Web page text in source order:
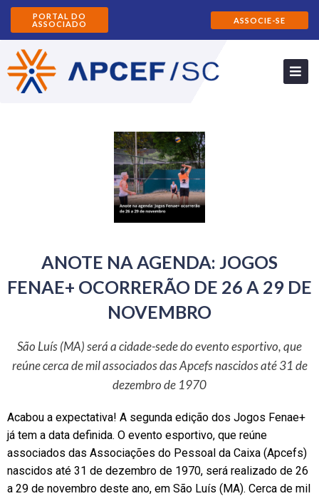
PORTAL DO
ASSOCIADO
ASSOCIE-SE
ANOTE NA AGENDA: JOGOS
FENAE+ OCORRERÃO DE 26 A 29 DE
NOVEMBRO
São Luís (MA) será a cidade-sede do evento esportivo, que
reúne cerca de mil associados das Apcefs nascidos até 31 de
dezembro de 1970
Acabou a expectativa! A segunda edição dos Jogos Fenae+
já tem a data definida. O evento esportivo, que reúne
associados das Associações do Pessoal da Caixa (Apcefs)
nascidos até 31 de dezembro de 1970, será realizado de 26
a 29 de novembro deste ano, em São Luís (MA). Cerca de mil